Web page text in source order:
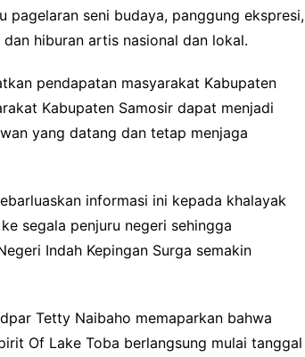
pagelaran seni budaya, panggung ekspresi,
hiburan artis nasional dan lokal.
pendapatan masyarakat Kabupaten
Kabupaten Samosir dapat menjadi
yang datang dan tetap menjaga
informasi ini kepada khalayak
segala penjuru negeri sehingga
Indah Kepingan Surga semakin
Tetty Naibaho memaparkan bahwa
Of Lake Toba berlangsung mulai tanggal